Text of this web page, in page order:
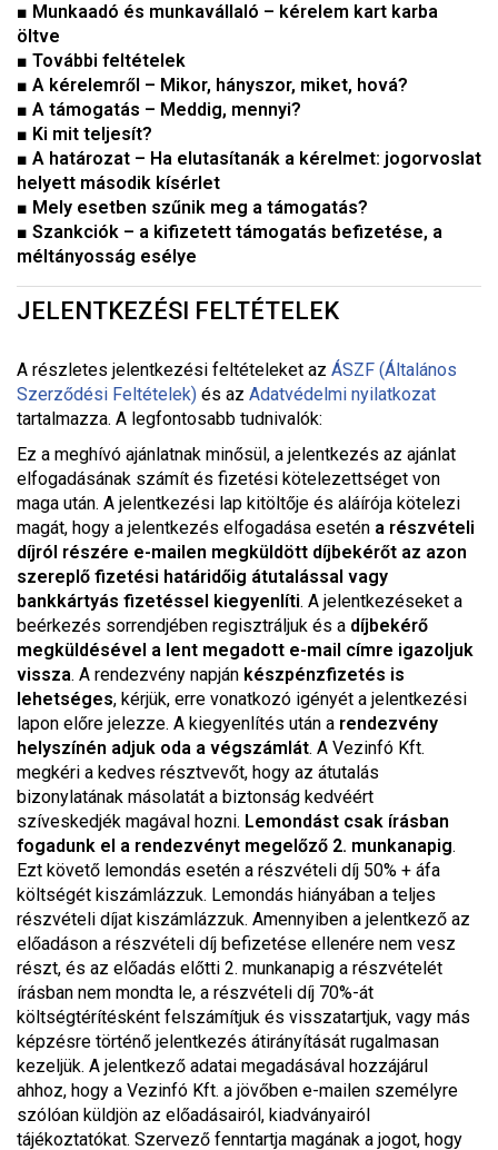
■ Munkaadó és munkavállaló – kérelem kart karba
öltve
■ További feltételek
■ A kérelemről – Mikor, hányszor, miket, hová?
■ A támogatás – Meddig, mennyi?
■ Ki mit teljesít?
■ A határozat – Ha elutasítanák a kérelmet: jogorvoslat
helyett második kísérlet
■ Mely esetben szűnik meg a támogatás?
■ Szankciók – a kifizetett támogatás befizetése, a
méltányosság esélye
JELENTKEZÉSI FELTÉTELEK
A részletes jelentkezési feltételeket az ÁSZF (Általános
Szerződési Feltételek) és az Adatvédelmi nyilatkozat
tartalmazza. A legfontosabb tudnivalók:
Ez a meghívó ajánlatnak minősül, a jelentkezés az ajánlat
elfogadásának számít és fizetési kötelezettséget von
maga után. A jelentkezési lap kitöltője és aláírója kötelezi
magát, hogy a jelentkezés elfogadása esetén a részvételi
díjról részére e-mailen megküldött díjbekérőt az azon
szereplő fizetési határidőig átutalással vagy
bankkártyás fizetéssel kiegyenlíti. A jelentkezéseket a
beérkezés sorrendjében regisztráljuk és a díjbekérő
megküldésével a lent megadott e-mail címre igazoljuk
vissza. A rendezvény napján készpénzfizetés is
lehetséges, kérjük, erre vonatkozó igényét a jelentkezési
lapon előre jelezze. A kiegyenlítés után a rendezvény
helyszínén adjuk oda a végszámlát. A Vezinfó Kft.
megkéri a kedves résztvevőt, hogy az átutalás
bizonylatának másolatát a biztonság kedvéért
szíveskedjék magával hozni. Lemondást csak írásban
fogadunk el a rendezvényt megelőző 2. munkanapig.
Ezt követő lemondás esetén a részvételi díj 50% + áfa
költségét kiszámlázzuk. Lemondás hiányában a teljes
részvételi díjat kiszámlázzuk. Amennyiben a jelentkező az
előadáson a részvételi díj befizetése ellenére nem vesz
részt, és az előadás előtti 2. munkanapig a részvételét
írásban nem mondta le, a részvételi díj 70%-át
költségtérítésként felszámítjuk és visszatartjuk, vagy más
képzésre történő jelentkezés átirányítását rugalmasan
kezeljük. A jelentkező adatai megadásával hozzájárul
ahhoz, hogy a Vezinfó Kft. a jövőben e-mailen személyre
szólóan küldjön az előadásairól, kiadványairól
tájékoztatókat. Szervező fenntartja magának a jogot, hogy